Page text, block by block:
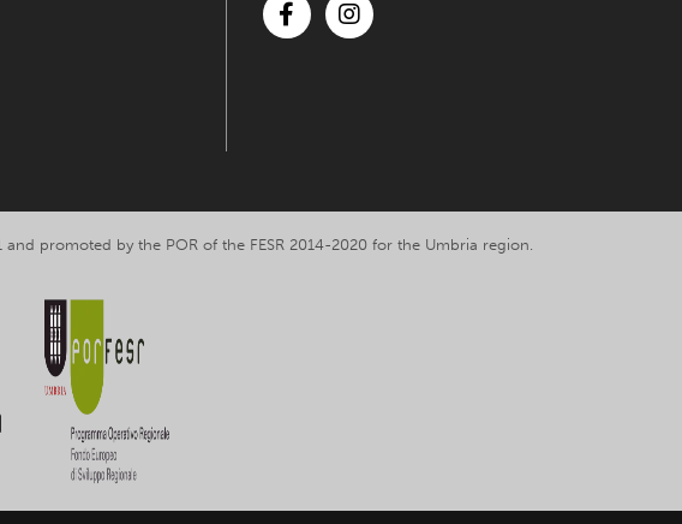
promoted by the POR of the FESR 2014-2020 for the Umbria region.